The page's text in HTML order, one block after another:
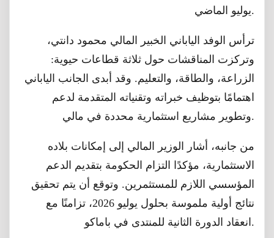
يوليو الماضي.
ترأس الوفد الياباني الخبير المالي محمود دانتي،
وتركزت المناقشات حول ثلاثة قطاعات حيوية:
الزراعة، والطاقة، والتعليم. وقد أبدى الجانب الياباني
اهتمامًا بتوظيف خبراته وتقنياته المتقدمة لدعم
وتطوير مشاريع استثمارية محددة في مالي.
من جانبه، أشار الوزير المالي إلى إمكانات بلاده
الاستثمارية، مؤكدًا التزام الحكومة بتقديم الدعم
المؤسسي اللازم للمستثمرين. وتوقع أن يتم تحقيق
نتائج أولية ملموسة بحلول يوليو 2026، تزامنًا مع
انعقاد الدورة الثانية للمنتدى في باماكو.